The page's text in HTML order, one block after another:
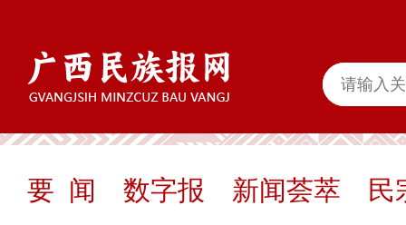
要 闻 数字报 新闻荟萃 民